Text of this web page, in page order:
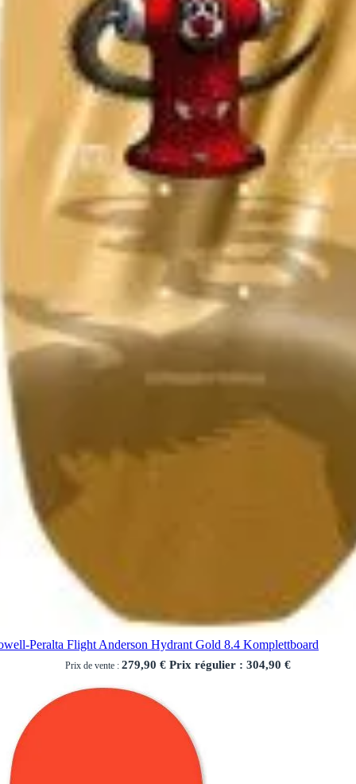
Peralta Flight Anderson Hydrant Gold 8.4 Komplettboard
Prix de vente : 279,90 € Prix régulier : 304,90 €